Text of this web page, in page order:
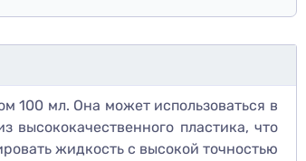
100 мл. Она может использоваться в
пластика, что
жидкость с высокой точностью